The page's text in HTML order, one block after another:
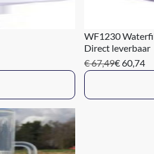
WF1230
Direct leverbaar
€ 67,49€ 60,74